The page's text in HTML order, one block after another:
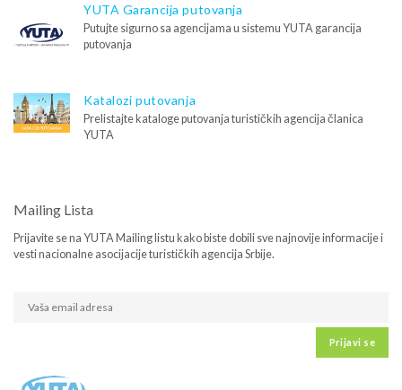
YUTA Garancija putovanja
Putujte sigurno sa agencijama u sistemu YUTA garancija
putovanja
Katalozi putovanja
Prelistajte kataloge putovanja turističkih agencija članica
YUTA
Mailing Lista
Prijavite se na YUTA Mailing listu kako biste dobili sve najnovije informacije i
vesti nacionalne asocijacije turističkih agencija Srbije.
Prijavi se